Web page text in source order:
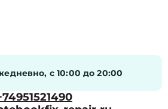
с 10:00 до 20:00